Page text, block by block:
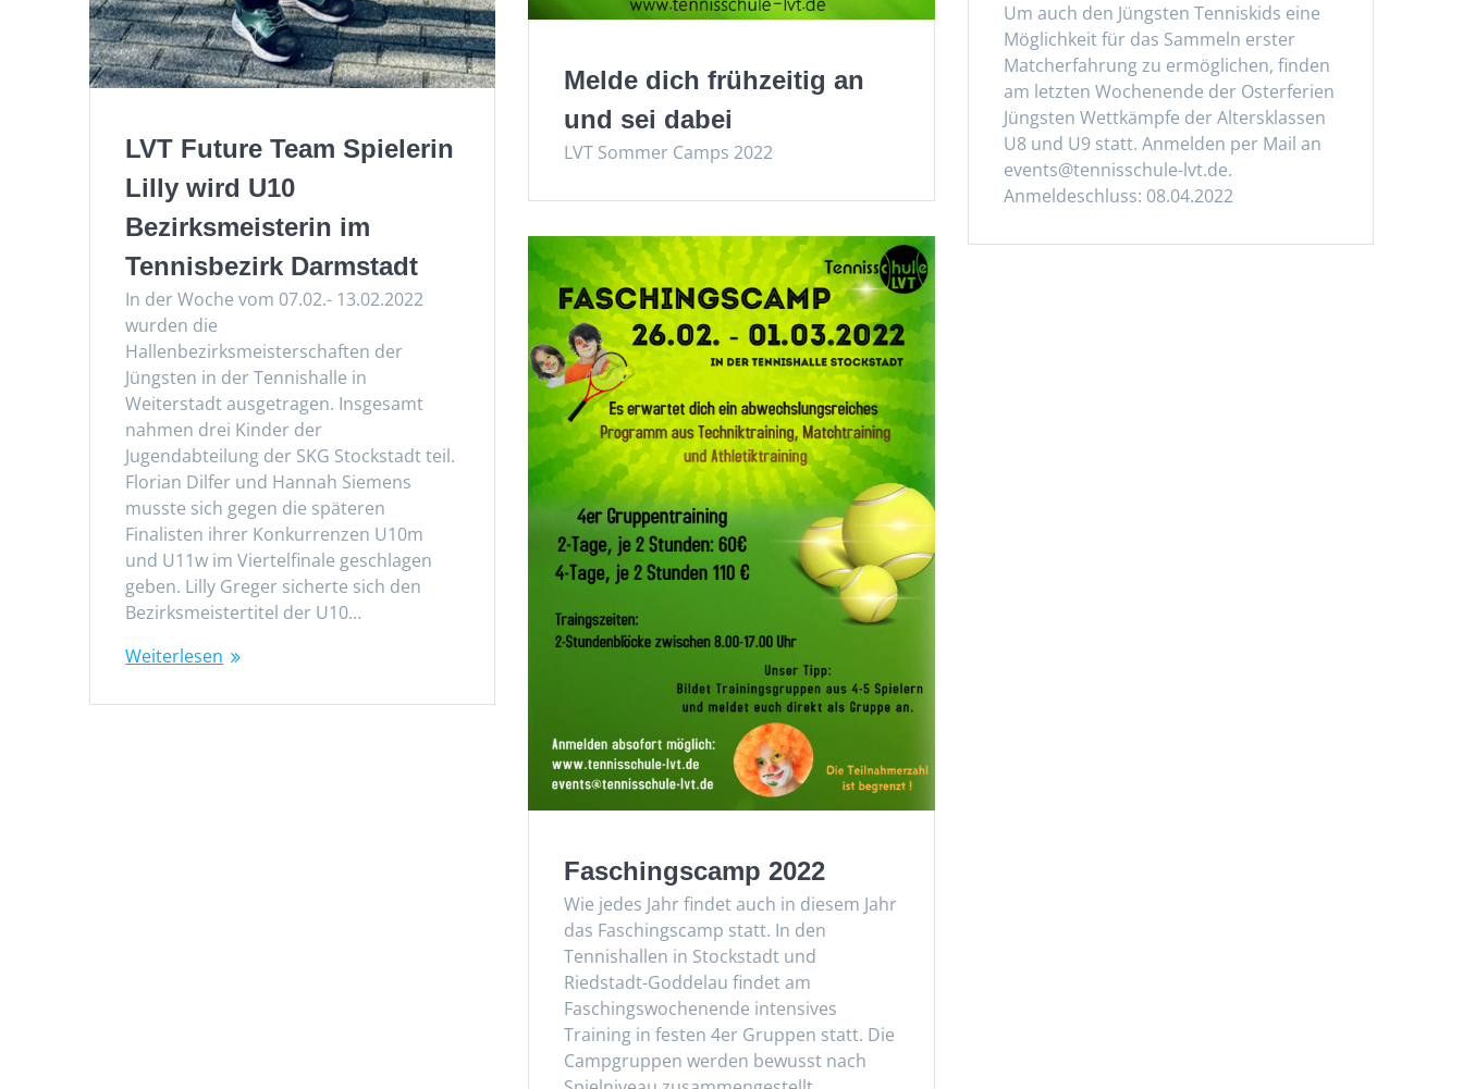
Um auch den Jüngsten Tenniskids eine
Möglichkeit für das Sammeln erster
Matcherfahrung zu ermöglichen, finden
am letzten Wochenende der Osterferien
Jüngsten Wettkämpfe der Altersklassen
U8 und U9 statt. Anmelden per Mail an
events@tennisschule-lvt.de.
Anmeldeschluss: 08.04.2022
LVT Future Team Spielerin
Lilly wird U10
Bezirksmeisterin im
Tennisbezirk Darmstadt
In der Woche vom 07.02.- 13.02.2022
wurden die
Hallenbezirksmeisterschaften der
Jüngsten in der Tennishalle in
Weiterstadt ausgetragen. Insgesamt
nahmen drei Kinder der
Jugendabteilung der SKG Stockstadt teil.
Florian Dilfer und Hannah Siemens
musste sich gegen die späteren
Finalisten ihrer Konkurrenzen U10m
und U11w im Viertelfinale geschlagen
geben. Lilly Greger sicherte sich den
Bezirksmeistertitel der U10…
Weiterlesen
Melde dich frühzeitig an
und sei dabei
LVT Sommer Camps 2022
Faschingscamp 2022
Wie jedes Jahr findet auch in diesem Jahr
das Faschingscamp statt. In den
Tennishallen in Stockstadt und
Riedstadt-Goddelau findet am
Faschingswochenende intensives
Training in festen 4er Gruppen statt. Die
Campgruppen werden bewusst nach